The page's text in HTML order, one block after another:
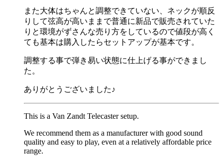
また大体はちゃんと調整できていない、ネックが順反
りして弦高が高いままで普通に新品で販売されていた
りと環境がずさんな売り方をしているので値段が高く
ても基本は購入したらセットアップが基本です。
調整する事で弾き易い状態に仕上げる事ができまし
た。
ありがとうございました♪
This is a Van Zandt Telecaster setup.
We recommend them as a manufacturer with good sound
quality and easy to play, even at a relatively affordable price
range.